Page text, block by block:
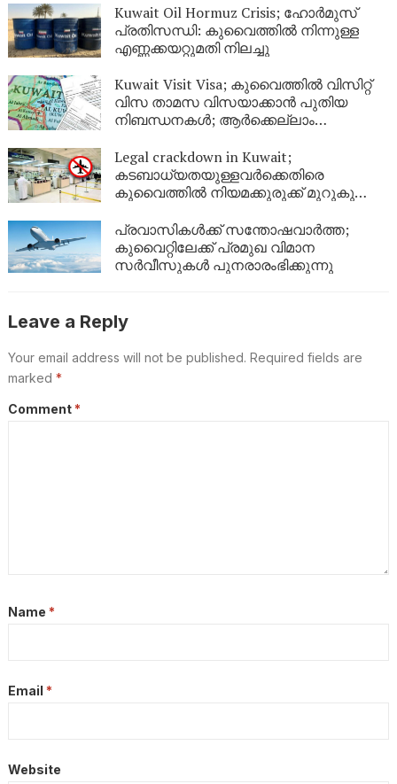
Kuwait Oil Hormuz Crisis; ഹോർമുസ്
പ്രതിസന്ധി: കുവൈത്തിൽ നിന്നുള്ള
എണ്ണക്കയറ്റുമതി നിലച്ചു
Kuwait Visit Visa; കുവൈത്തിൽ വിസിറ്റ്
വിസ താമസ വിസയാക്കാൻ പുതിയ
നിബന്ധനകൾ; ആർക്കെല്ലാം
Legal crackdown in Kuwait;
കടബാധ്യതയുള്ളവർക്കെതിരെ
കുവൈത്തിൽ നിയമക്കുരുക്ക് മുറുകുന്നു;
യാത്രാവിലക്ക്
പ്രവാസികൾക്ക് സന്തോഷവാർത്ത;
കുവൈറ്റിലേക്ക് പ്രമുഖ വിമാന
സർവീസുകൾ പുനരാരംഭിക്കുന്നു
Leave a Reply
Your email address will not be published. Required fields are
marked *
Comment *
Name *
Email *
Website